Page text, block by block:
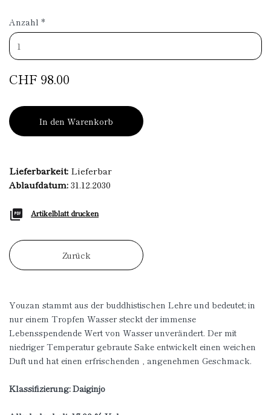
Anzahl *
CHF 98.00
In den Warenkorb
Lieferbarkeit: Lieferbar
Ablaufdatum:31.12.2030
Artikelblatt drucken
Zurück
Youzan stammt aus der buddhistischen Lehre und bedeutet; in
nur einem Tropfen Wasser steckt der immense
Lebensspendende Wert von Wasser unverändert. Der mit
niedriger Temperatur gebraute Sake entwickelt einen weichen
Duft und hat einen erfrischenden , angenehmen Geschmack.
Klassifizierung: Daiginjo